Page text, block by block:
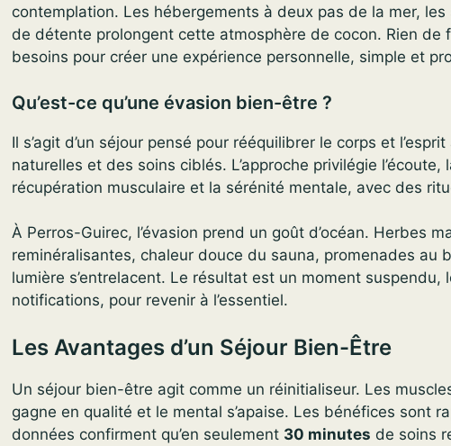
contemplation. Les hébergements à deux pas de la mer,
de détente prolongent cette atmosphère de cocon. Rien de
besoins pour créer une expérience personnelle, simple et
Qu’est-ce qu’une évasion bien-être ?
Il s’agit d’un séjour pensé pour rééquilibrer le corps et
naturelles et des soins ciblés. L’approche privilégie l’écoute,
récupération musculaire et la sérénité mentale, avec des
À Perros-Guirec, l’évasion prend un goût d’océan. Herbes
reminéralisantes, chaleur douce du sauna, promenades au
lumière s’entrelacent. Le résultat est un moment suspendu,
notifications, pour revenir à l’essentiel.
Les Avantages d’un Séjour Bien-Être
Un séjour bien-être agit comme un réinitialiseur. Les
gagne en qualité et le mental s’apaise. Les bénéfices sont
données confirment qu’en seulement 30 minutes de soins